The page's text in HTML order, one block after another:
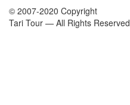
© 2007-2020 Copyright
Tari Tour — All Rights Reserved